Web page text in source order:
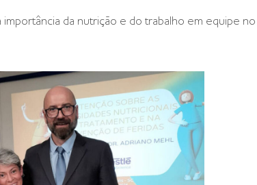
da nutrição e do trabalho em equipe